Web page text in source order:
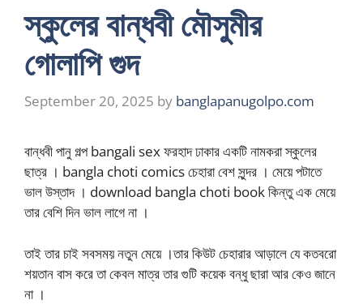
স্কুলের বান্ধবী মৌসুমীর
গোলাপি গুদ
September 20, 2025 by banglapanugolpo.com
বান্ধবী পানু গল্প bangali sex ফরহাদ ঢাকার একটি নামকরা স্কুলের
ছাত্র । bangla choti comics চেহারা বেশ সুন্দর । মেয়ে পটাতে
ভাল উস্তাদ । download bangla choti book কিন্তু এক মেয়ে
তার বেশি দিন ভাল লাগে না ।
তাই তার চাই সবসময় নতুন মেয়ে ।তার কিউট চেহারার আড়ালে যে কতবরো
শয়তান বাস করে তা কেবল মাত্র তার গুটি কয়েক বন্ধু ছারা আর কেও জানে
না ।